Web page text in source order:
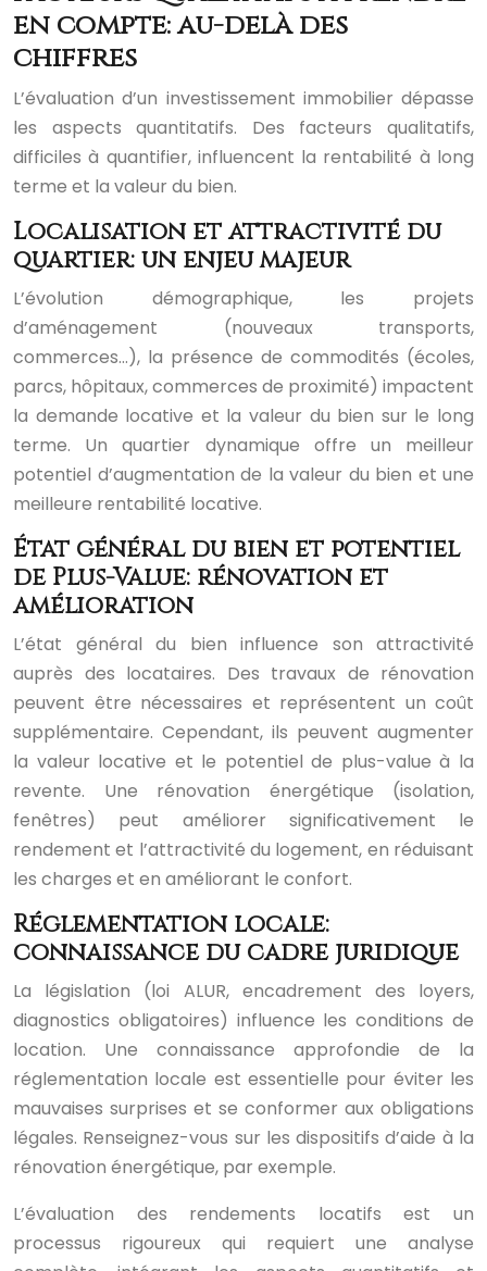
en compte: au-delà des
chiffres
L’évaluation d’un investissement immobilier dépasse
les aspects quantitatifs. Des facteurs qualitatifs,
difficiles à quantifier, influencent la rentabilité à long
terme et la valeur du bien.
Localisation et attractivité du
quartier: un enjeu majeur
L’évolution démographique, les projets
d’aménagement (nouveaux transports,
commerces…), la présence de commodités (écoles,
parcs, hôpitaux, commerces de proximité) impactent
la demande locative et la valeur du bien sur le long
terme. Un quartier dynamique offre un meilleur
potentiel d’augmentation de la valeur du bien et une
meilleure rentabilité locative.
État général du bien et potentiel
de Plus-Value: rénovation et
amélioration
L’état général du bien influence son attractivité
auprès des locataires. Des travaux de rénovation
peuvent être nécessaires et représentent un coût
supplémentaire. Cependant, ils peuvent augmenter
la valeur locative et le potentiel de plus-value à la
revente. Une rénovation énergétique (isolation,
fenêtres) peut améliorer significativement le
rendement et l’attractivité du logement, en réduisant
les charges et en améliorant le confort.
Réglementation locale:
connaissance du cadre juridique
La législation (loi ALUR, encadrement des loyers,
diagnostics obligatoires) influence les conditions de
location. Une connaissance approfondie de la
réglementation locale est essentielle pour éviter les
mauvaises surprises et se conformer aux obligations
légales. Renseignez-vous sur les dispositifs d’aide à la
rénovation énergétique, par exemple.
L’évaluation des rendements locatifs est un
processus rigoureux qui requiert une analyse